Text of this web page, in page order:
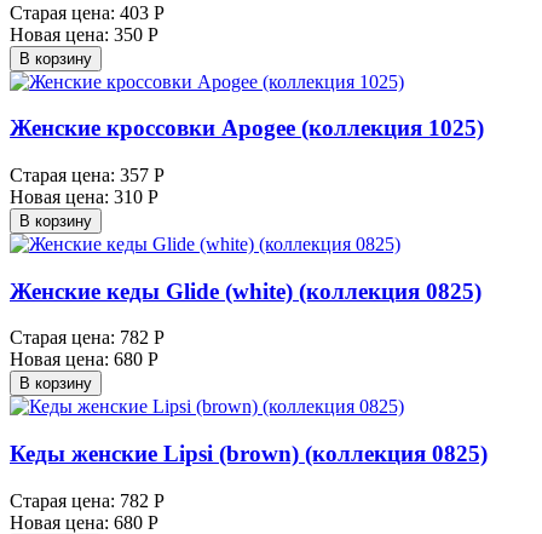
Старая цена: 403 Р
Новая цена: 350 Р
В корзину
Женские кроссовки Apogee (коллекция 1025)
Старая цена: 357 Р
Новая цена: 310 Р
В корзину
Женские кеды Glide (white) (коллекция 0825)
Старая цена: 782 Р
Новая цена: 680 Р
В корзину
Кеды женские Lipsi (brown) (коллекция 0825)
Старая цена: 782 Р
Новая цена: 680 Р